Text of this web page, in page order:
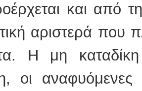
και από
αριστερά που
Η μη
οι αναφυόμενες